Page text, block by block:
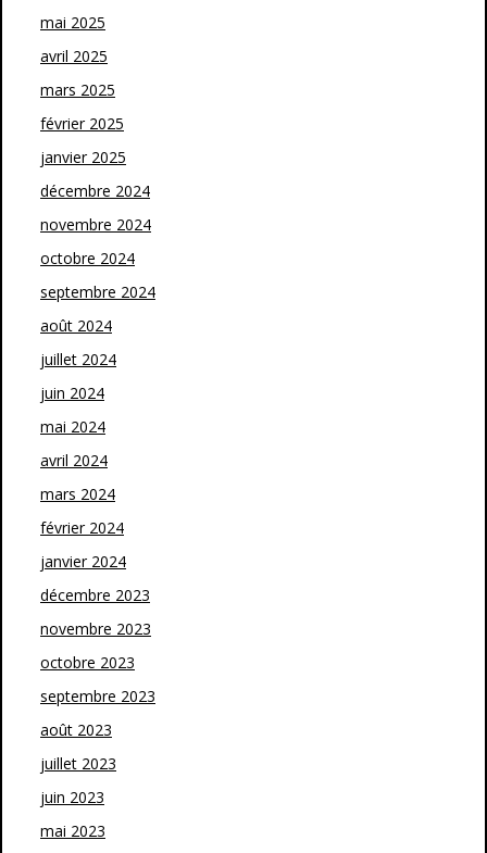
mai 2025
avril 2025
mars 2025
février 2025
janvier 2025
décembre 2024
novembre 2024
octobre 2024
septembre 2024
août 2024
juillet 2024
juin 2024
mai 2024
avril 2024
mars 2024
février 2024
janvier 2024
décembre 2023
novembre 2023
octobre 2023
septembre 2023
août 2023
juillet 2023
juin 2023
mai 2023